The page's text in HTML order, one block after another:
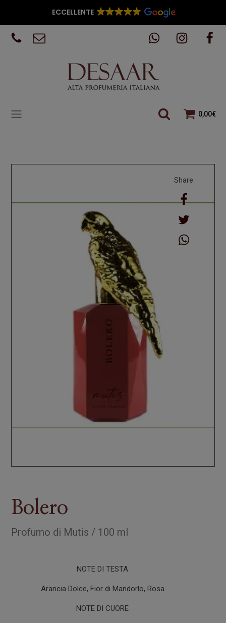
ECCELLENTE
0,00€
Bolero
Profumo di Mutis / 100 ml
NOTE DI TESTA
Arancia Dolce, Fior di Mandorlo, Rosa
NOTE DI CUORE
Share